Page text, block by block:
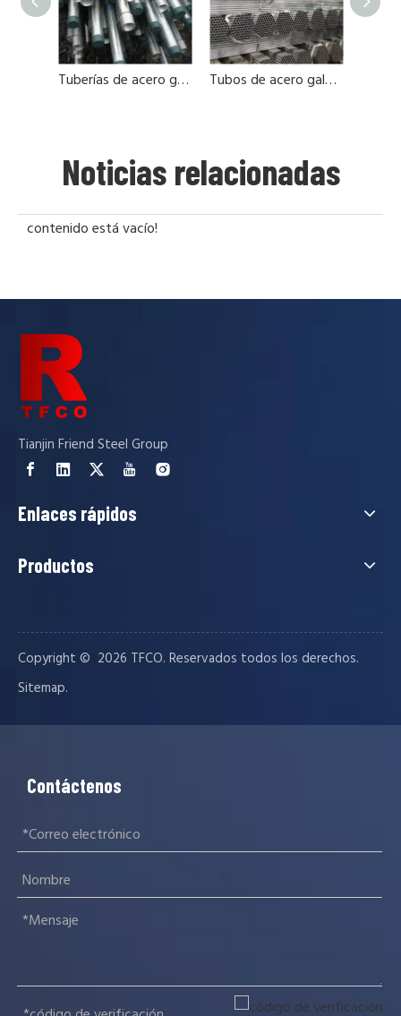
Tuberías de acero galvanizado 48.3 mm de diámetro Tubos de acero galvanizado JIS STK400
Noticias relacionadas
contenido está vacío!
Tianjin Friend Steel Group
Enlaces rápidos
Productos
Copyright © ️ 2026 TFCO. Reservados todos los derechos.
Sitemap.
Contáctenos